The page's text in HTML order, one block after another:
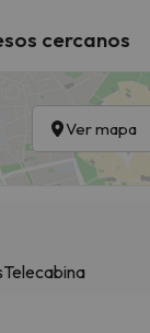
cercanos
Ver mapa
Telecabina